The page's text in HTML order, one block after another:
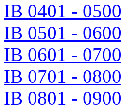
IB 0401 - 0500
IB 0501 - 0600
IB 0601 - 0700
IB 0701 - 0800
IB 0801 - 0900